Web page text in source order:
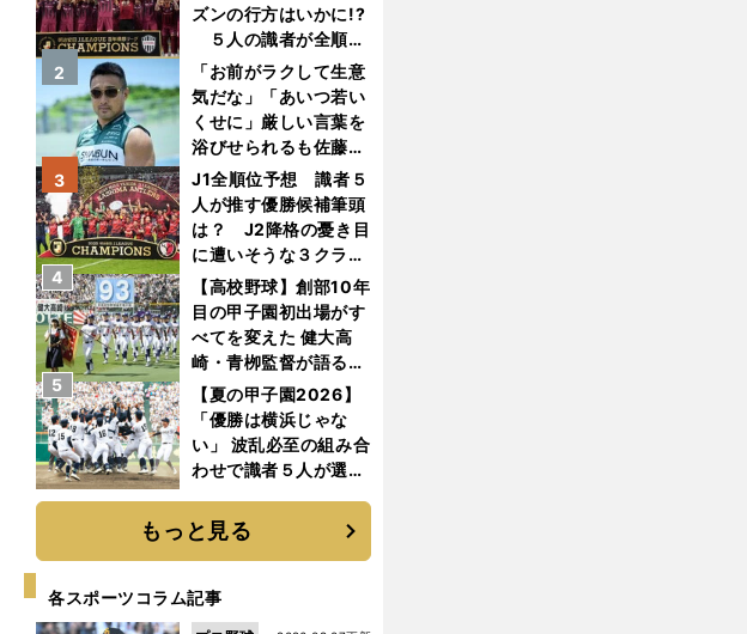
ズンの行方はいかに!?
５人の識者が全順位
を大胆予想
「お前がラクして生意
気だな」「あいつ若い
くせに」厳しい言葉を
浴びせられるも佐藤慎
太郎が貫いた誇りとフ
ァンへの思い
2
J1全順位予想 識者５
人が推す優勝候補筆頭
は？ J2降格の憂き目
に遭いそうな３クラブ
とは？
3
【高校野球】創部10年
目の甲子園初出場がす
べてを変えた 健大高
崎・青栁監督が語る
「機動破壊」はこうし
て生まれた
4
【夏の甲子園2026】
「優勝は横浜じゃな
い」 波乱必至の組み合
わせで識者５人が選ん
5
もっと見る
各スポーツコラム記事